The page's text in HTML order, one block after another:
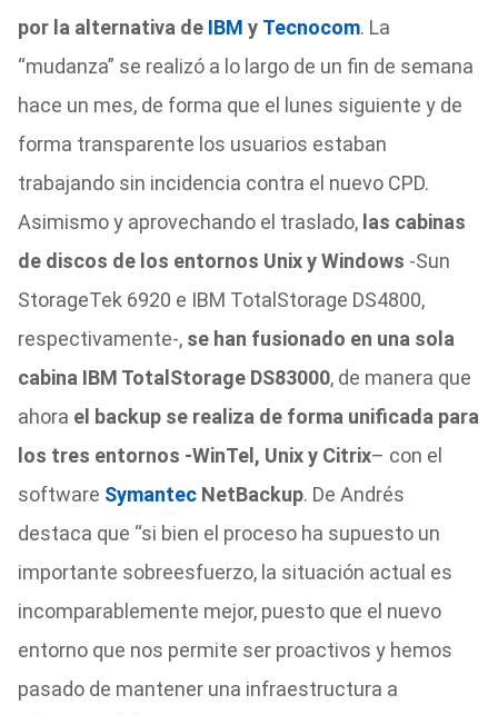
por la alternativa de IBM y Tecnocom. La
“mudanza” se realizó a lo largo de un fin de semana
hace un mes, de forma que el lunes siguiente y de
forma transparente los usuarios estaban
trabajando sin incidencia contra el nuevo CPD.
Asimismo y aprovechando el traslado, las cabinas
de discos de los entornos Unix y Windows -Sun
StorageTek 6920 e IBM TotalStorage DS4800,
respectivamente-, se han fusionado en una sola
cabina IBM TotalStorage DS83000, de manera que
ahora el backup se realiza de forma unificada para
los tres entornos -WinTel, Unix y Citrix– con el
software SymantecNetBackup. De Andrés
destaca que “si bien el proceso ha supuesto un
importante sobreesfuerzo, la situación actual es
incomparablemente mejor, puesto que el nuevo
entorno que nos permite ser proactivos y hemos
pasado de mantener una infraestructura a